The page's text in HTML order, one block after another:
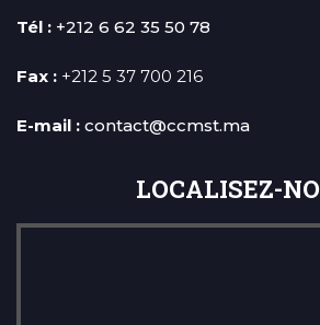
Tél : +212 6 62 35 50 78
Fax : +212 5 37 700 216
E-mail : contact@ccmst.ma
LOCALISEZ-